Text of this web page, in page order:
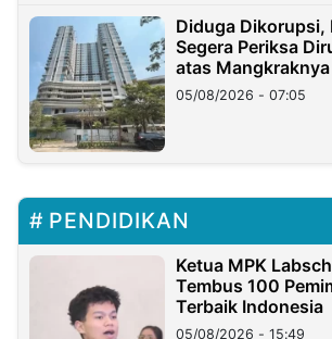
Diduga Dikorupsi,
Segera Periksa
atas
05/08/2026 - 07:05
PENDIDIKAN
Ketua MPK
Tembus 100
Terbaik Indonesia
05/08/2026 - 15:49